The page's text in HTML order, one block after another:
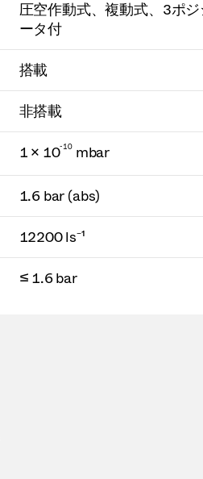
圧空作動式、複動式、3ポ
ータ付
搭載
非搭載
1 × 10-10mbar
1.6 bar (abs)
12200 ls⁻¹
≤ 1.6 bar